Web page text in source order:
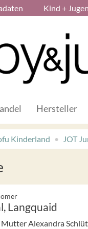
Kind +
Hersteller
Kinderland JOT
Langquaid
Alexandra